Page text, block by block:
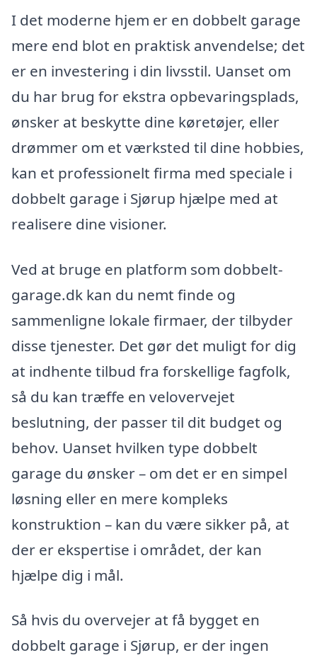
I det moderne hjem er en dobbelt garage
mere end blot en praktisk anvendelse; det
er en investering i din livsstil. Uanset om
du har brug for ekstra opbevaringsplads,
ønsker at beskytte dine køretøjer, eller
drømmer om et værksted til dine hobbies,
kan et professionelt firma med speciale i
dobbelt garage i Sjørup hjælpe med at
realisere dine visioner.
Ved at bruge en platform som dobbelt-
garage.dk kan du nemt finde og
sammenligne lokale firmaer, der tilbyder
disse tjenester. Det gør det muligt for dig
at indhente tilbud fra forskellige fagfolk,
så du kan træffe en velovervejet
beslutning, der passer til dit budget og
behov. Uanset hvilken type dobbelt
garage du ønsker – om det er en simpel
løsning eller en mere kompleks
konstruktion – kan du være sikker på, at
der er ekspertise i området, der kan
hjælpe dig i mål.
Så hvis du overvejer at få bygget en
dobbelt garage i Sjørup, er der ingen